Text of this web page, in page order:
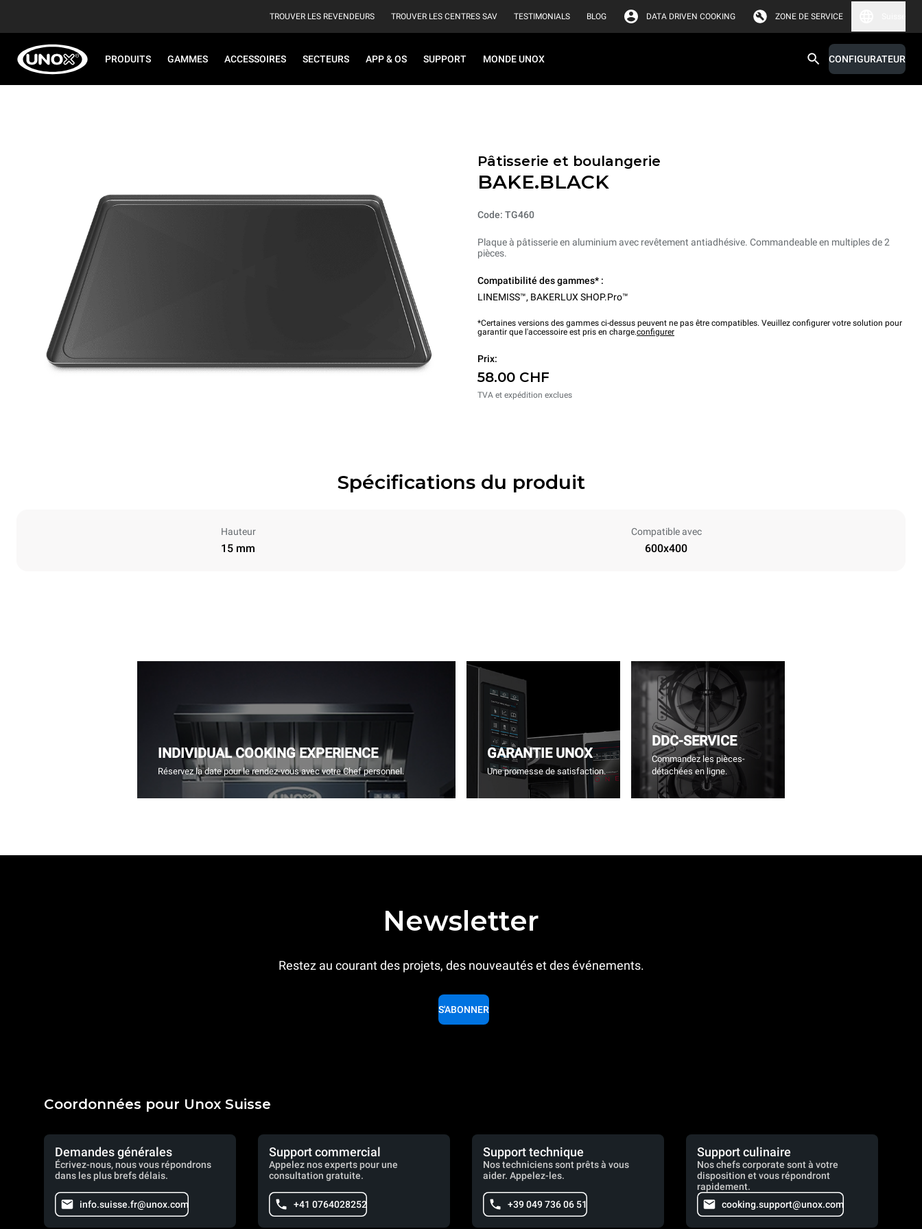
TROUVER LES REVENDEURS TROUVER LES CENTRES SAV TESTIMONIALS BLOG DATA DRIVEN COOKING ZONE DE SERVICE
PRODUITS GAMMES ACCESSOIRES SECTEURS APP & OS SUPPORT MONDE UNOX CONFIGURATEUR
Pâtisserie et boulangerie
BAKE.BLACK
Code: TG460
Plaque à pâtisserie en aluminium avec revêtement antiadhésive. Commandeable en multiples de 2
pièces.
Compatibilité des gammes* :
LINEMISS™, BAKERLUX SHOP.Pro™
*Certaines versions des gammes ci-dessus peuvent ne pas être compatibles. Veuillez configurer votre solution pour
garantir que l'accessoire est pris en charge.configurer
Prix:
58.00 CHF
TVA et expédition exclues
Spécifications du produit
Hauteur
15 mm
Compatible avec
600x400
INDIVIDUAL COOKING EXPERIENCE
Réservez la date pour le rendez-vous avec votre Chef personnel.
GARANTIE UNOX
Une promesse de satisfaction.
DDC-SERVICE
Commandez les pièces-
détachées en ligne.
Newsletter
Restez au courant des projets, des nouveautés et des événements.
S'ABONNER
Coordonnées pour Unox Suisse
Demandes générales
Écrivez-nous, nous vous répondrons
dans les plus brefs délais.
info.suisse.fr@unox.com
Support commercial
Appelez nos experts pour une
consultation gratuite.
+41 0764028252
Support technique
Nos techniciens sont prêts à vous
aider. Appelez-les.
+39 049 736 06 51
Support culinaire
Nos chefs corporate sont à votre
disposition et vous répondront
rapidement.
cooking.support@unox.com